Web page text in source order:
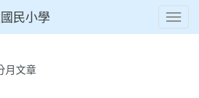
民小學
月文章